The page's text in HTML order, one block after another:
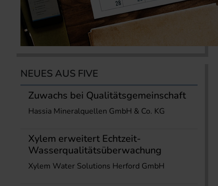
NEUES AUS FIVE
Zuwachs bei Qualitätsgemeinschaft
Hassia Mineralquellen GmbH & Co. KG
Xylem erweitert Echtzeit-
Wasserqualitätsüberwachung
Xylem Water Solutions Herford GmbH